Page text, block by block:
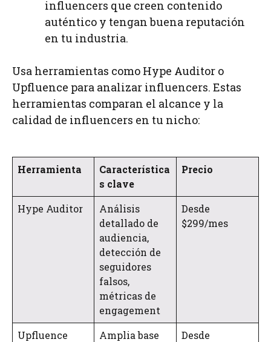
influencers que creen contenido
auténtico y tengan buena reputación
en tu industria.
Usa herramientas como Hype Auditor o
Upfluence para analizar influencers. Estas
herramientas comparan el alcance y la
calidad de influencers en tu nicho:
Herramienta
Característica
s clave
Precio
Hype Auditor
Análisis
detallado de
audiencia,
detección de
seguidores
falsos,
métricas de
engagement
Desde
$299/mes
Upfluence
Amplia base
Desde